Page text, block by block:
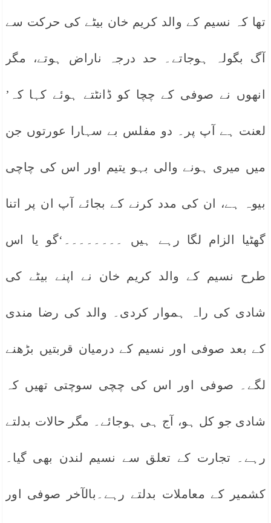
تھا کہ نسیم کے والد کریم خان بیٹے کی حرکت سے
آگ بگولہ ہوجاتے۔ حد درجہ ناراض ہوتے، مگر
انھوں نے صوفی کے چچا کو ڈانٹتے ہوئے کہا کہ’
لعنت ہے آپ پر۔ دو مفلس بے سہارا عورتوں جن
میں میری ہونے والی بہو یتیم اور اس کی چاچی
بیوہ ہے، ان کی مدد کرنے کے بجائے آپ ان پر اتنا
گھٹیا الزام لگا رہے ہیں ۔۔۔۔۔۔۔۔‘گو یا اس
طرح نسیم کے والد کریم خان نے اپنے بیٹے کی
شادی کی راہ ہموار کردی۔ والد کی رضا مندی
کے بعد صوفی اور نسیم کے درمیان قربتیں بڑھنے
لگے۔ صوفی اور اس کی چچی سوچتی تھیں کہ
شادی جو کل ہو، آج ہی ہوجائے۔ مگر حالات بدلتے
رہے۔ تجارت کے تعلق سے نسیم لندن بھی گیا۔
کشمیر کے معاملات بدلتے رہے۔بالآخر صوفی اور